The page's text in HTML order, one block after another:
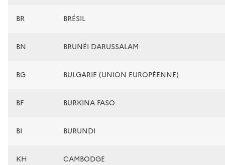
BR BRÉSIL
BN BRUNÉI DARUSSALAM
BG BULGARIE (UNION EUROPÉENNE)
BF BURKINA FASO
BI BURUNDI
KH CAMBODGE